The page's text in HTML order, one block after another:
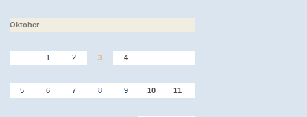
Oktober
1 2 3 4
5 6 7 8 9 10 11